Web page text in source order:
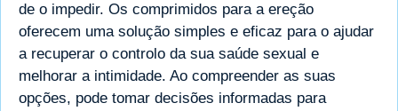
de o impedir. Os comprimidos para a ereção
oferecem uma solução simples e eficaz para o ajudar
a recuperar o controlo da sua saúde sexual e
melhorar a intimidade. Ao compreender as suas
opções, pode tomar decisões informadas para